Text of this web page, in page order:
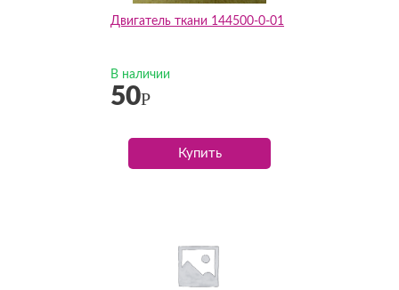
Двигатель ткани 144500-0-01
В наличии
50Р
Купить